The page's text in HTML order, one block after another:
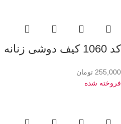
کد 1060 کیف دوشی زنانه طرح لوییز ویتون
255,000 تومان
فروخته شده